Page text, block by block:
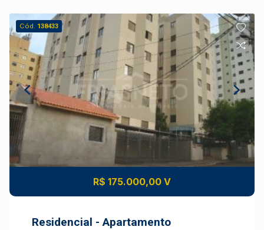
Cód. 138433
R$ 175.000,00 V
Residencial - Apartamento